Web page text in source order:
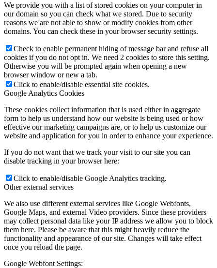
We provide you with a list of stored cookies on your computer in
our domain so you can check what we stored. Due to security
reasons we are not able to show or modify cookies from other
domains. You can check these in your browser security settings.
Check to enable permanent hiding of message bar and refuse all
cookies if you do not opt in. We need 2 cookies to store this setting.
Otherwise you will be prompted again when opening a new
browser window or new a tab.
Click to enable/disable essential site cookies.
Google Analytics Cookies
These cookies collect information that is used either in aggregate
form to help us understand how our website is being used or how
effective our marketing campaigns are, or to help us customize our
website and application for you in order to enhance your experience.
If you do not want that we track your visit to our site you can
disable tracking in your browser here:
Click to enable/disable Google Analytics tracking.
Other external services
We also use different external services like Google Webfonts,
Google Maps, and external Video providers. Since these providers
may collect personal data like your IP address we allow you to block
them here. Please be aware that this might heavily reduce the
functionality and appearance of our site. Changes will take effect
once you reload the page.
Google Webfont Settings: